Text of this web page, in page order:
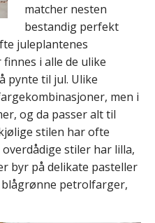
matcher nesten
bestandig perfekt
juleplantenes
i alle de ulike
pynte til jul. Ulike
men i
og da passer alt til
stilen har ofte
stiler har lilla,
byr på delikate pasteller
petrolfarger,